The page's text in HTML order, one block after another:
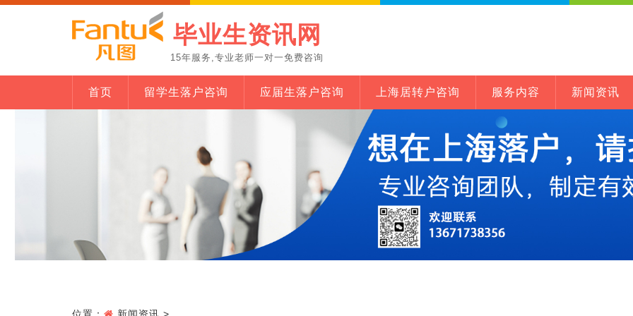
毕业生资讯网
15年服务,专业老师一对一免费咨询
首页 留学生落户咨询 应届生落户咨询 上海居转户咨询 服务内容 新闻资讯